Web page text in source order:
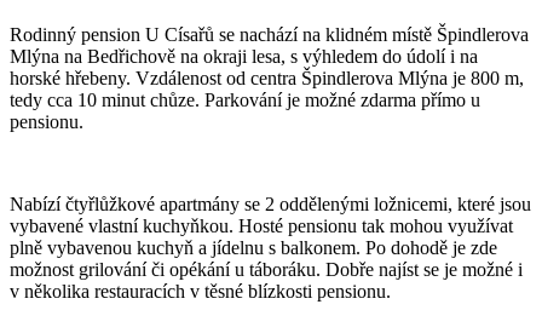
Rodinný pension U Císařů se nachází na klidném místě Špindlerova
Mlýna na Bedřichově na okraji lesa, s výhledem do údolí i na
horské hřebeny. Vzdálenost od centra Špindlerova Mlýna je 800 m,
tedy cca 10 minut chůze. Parkování je možné zdarma přímo u
pensionu.
Nabízí čtyřlůžkové apartmány se 2 oddělenými ložnicemi, které jsou
vybavené vlastní kuchyňkou. Hosté pensionu tak mohou využívat
plně vybavenou kuchyň a jídelnu s balkonem. Po dohodě je zde
možnost grilování či opékání u táboráku. Dobře najíst se je možné i
v několika restauracích v těsné blízkosti pensionu.